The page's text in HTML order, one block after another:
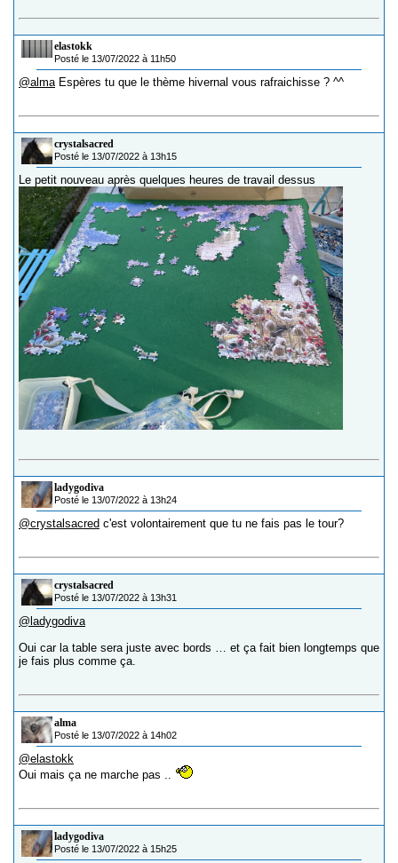
elastokk
Posté le 13/07/2022 à 11h50
@alma Espères tu que le thème hivernal vous rafraichisse ? ^^
crystalsacred
Posté le 13/07/2022 à 13h15
Le petit nouveau après quelques heures de travail dessus
ladygodiva
Posté le 13/07/2022 à 13h24
@crystalsacred c'est volontairement que tu ne fais pas le tour?
crystalsacred
Posté le 13/07/2022 à 13h31
@ladygodiva
Oui car la table sera juste avec bords … et ça fait bien longtemps que
je fais plus comme ça.
alma
Posté le 13/07/2022 à 14h02
@elastokk
Oui mais ça ne marche pas ..
ladygodiva
Posté le 13/07/2022 à 15h25